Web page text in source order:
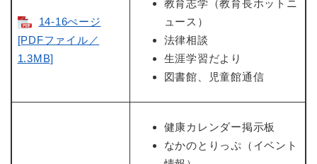
14-16ぺージ
[PDFファイル／
1.3MB]
教育志学（教育長ホットニ
ュース）
法律相談
生涯学習だより
図書館、児童館通信
健康カレンダー掲示板
なかのとりっぷ（イベント